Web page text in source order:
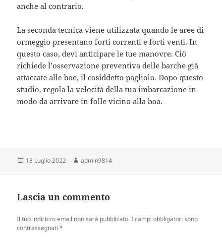
anche al contrario.
La seconda tecnica viene utilizzata quando le aree di
ormeggio presentano forti correnti e forti venti. In
questo caso, devi anticipare le tue manovre. Ciò
richiede l’osservazione preventiva delle barche già
attaccate alle boe, il cosiddetto pagliolo. Dopo questo
studio, regola la velocità della tua imbarcazione in
modo da arrivare in folle vicino alla boa.
Scritto
18 Luglio 2022 Autore
admin9814
Lascia un commento
Il tuo indirizzo email non sarà pubblicato. I campi obbligatori sono
contrassegnati*